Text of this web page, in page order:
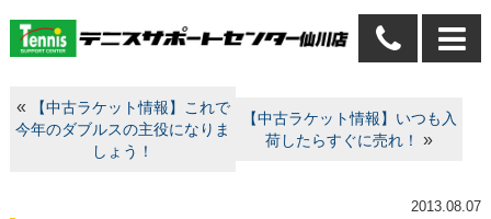
«
【中古ラケット情報】これで
今年のダブルスの主役になりま
しょう！
【中古ラケット情報】いつも入
荷したらすぐに売れ！
»
2013.08.07